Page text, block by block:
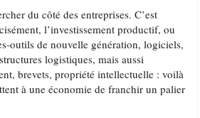
du côté des entreprises. C’est
l’investissement productif, ou
outils de nouvelle génération, logiciels,
logistiques, mais aussi
brevets, propriété intellectuelle : voilà
à une économie de franchir un palier